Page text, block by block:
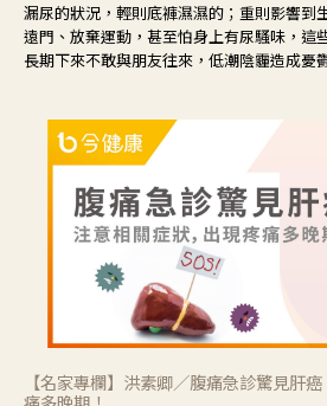
漏尿的狀況，輕則底褲濕濕的；重則影響到
遠門、放棄運動，甚至怕身上有尿騷味，這
長期下來不敢與朋友往來，低潮陰霾造成憂
【名家專欄】洪素卿／腹痛急診驚見肝